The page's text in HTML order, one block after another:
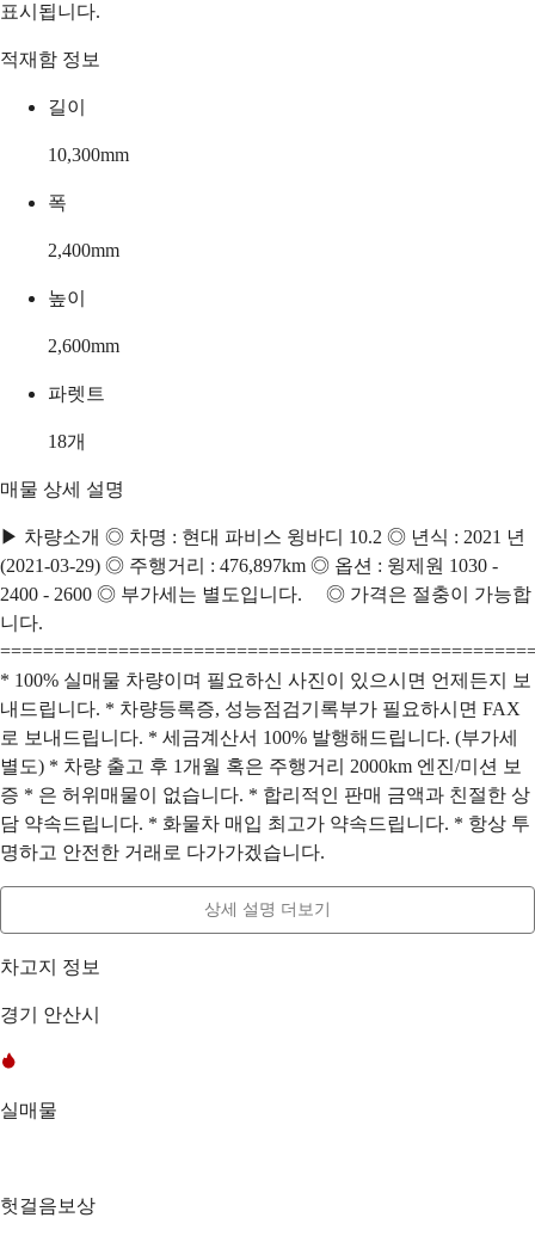
표시됩니다.
적재함 정보
길이
10,300mm
폭
2,400mm
높이
2,600mm
파렛트
18개
매물 상세 설명
▶ 차량소개 ◎ 차명 : 현대 파비스 윙바디 10.2 ◎ 년식 : 2021 년
(2021-03-29) ◎ 주행거리 : 476,897km ◎ 옵션 : 윙제원 1030 -
2400 - 2600 ◎ 부가세는 별도입니다. ◎ 가격은 절충이 가능합
니다.
* 100% 실매물 차량이며 필요하신 사진이 있으시면 언제든지 보
내드립니다. * 차량등록증, 성능점검기록부가 필요하시면 FAX
로 보내드립니다. * 세금계산서 100% 발행해드립니다. (부가세
별도) * 차량 출고 후 1개월 혹은 주행거리 2000km 엔진/미션 보
증 * 은 허위매물이 없습니다. * 합리적인 판매 금액과 친절한 상
담 약속드립니다. * 화물차 매입 최고가 약속드립니다. * 항상 투
명하고 안전한 거래로 다가가겠습니다.
상세 설명 더보기
차고지 정보
경기 안산시
실매물
헛걸음보상